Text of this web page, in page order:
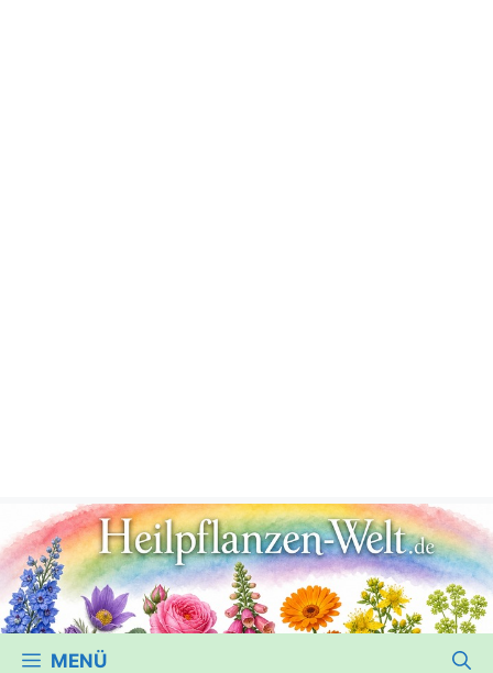
MENÜ